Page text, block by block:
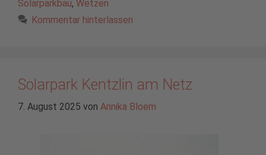
Solarparkbau, Wetzen
Kommentar hinterlassen
Solarpark Kentzlin am Netz
7. August 2025 von Annika Bloem